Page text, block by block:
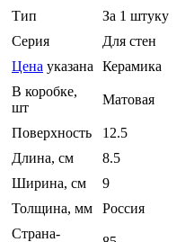
Тип
За 1 штуку
Серия
Для стен
Цена указана Керамика
В коробке,
шт
Матовая
Поверхность
12.5
Длина, см
8.5
Ширина, см
9
Толщина, мм
Россия
Страна-